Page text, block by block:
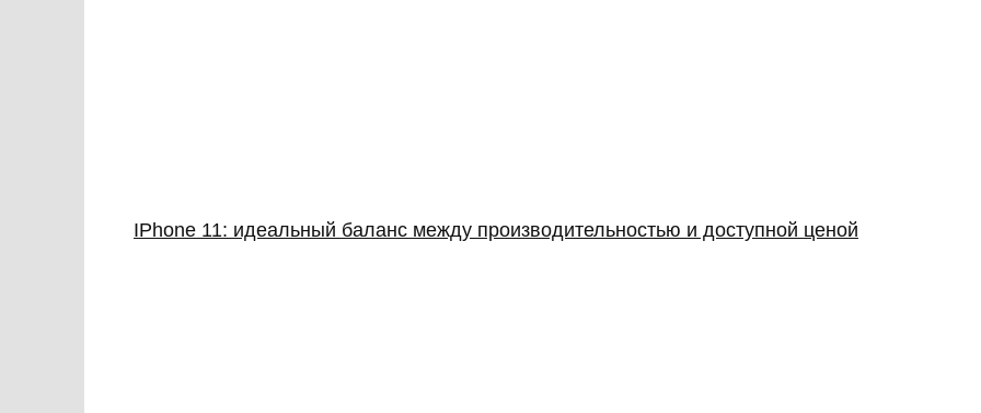
IPhone 11: идеальный баланс между производительностью и доступной ценой